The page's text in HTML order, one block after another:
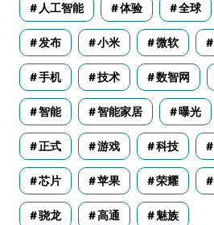
人工智能 体验 全球
发布 小米 微软
手机 技术 数智网
智能 智能家居 曝光
正式 游戏 科技
芯片 苹果 荣耀
骁龙 高通 魅族